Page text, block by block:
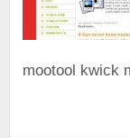
mootool kwick